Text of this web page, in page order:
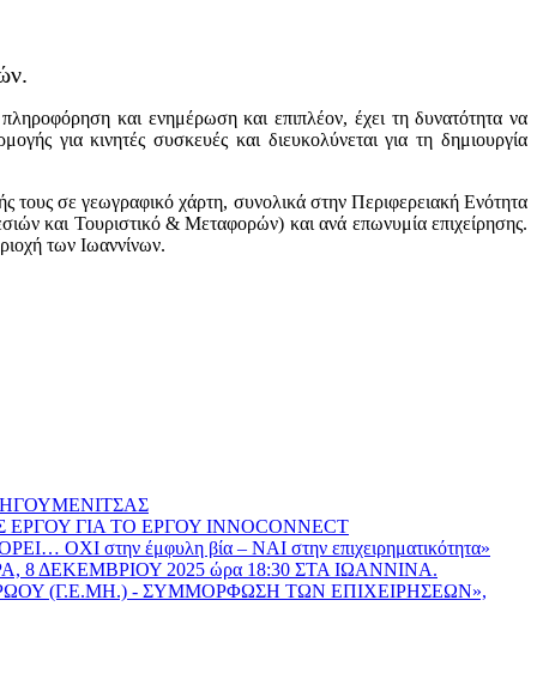
και ενημέρωση και επιπλέον, έχει τη δυνατότητα να
για κινητές συσκευές και διευκολύνεται για τη δημιουργία
τους σε γεωγραφικό χάρτη, συνολικά στην Περιφερειακή Ενότητα
και Τουριστικό & Μεταφορών) και ανά επωνυμία επιχείρησης.
των Ιωαννίνων.
ΓΙΑ ΤΟ ΕΡΓΟΥ INNOCONNECT
ΟΧΙ στην έμφυλη βία – ΝΑΙ στην επιχειρηματικότητα»
8 ΔΕΚΕΜΒΡΙΟΥ 2025 ώρα 18:30 ΣΤΑ ΙΩΑΝΝΙΝΑ.
(Γ.Ε.ΜΗ.) - ΣΥΜΜΟΡΦΩΣΗ ΤΩΝ ΕΠΙΧΕΙΡΗΣΕΩΝ»,